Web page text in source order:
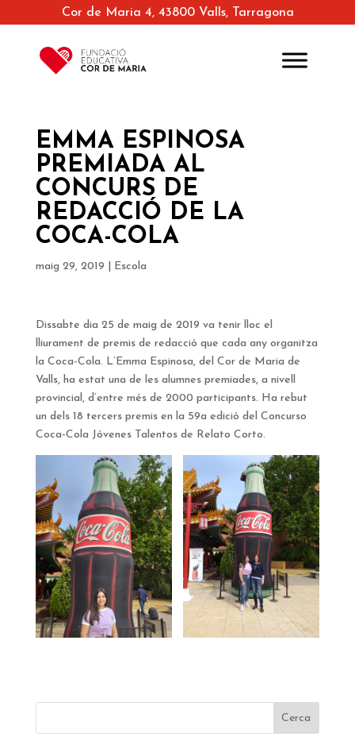
Cor de Maria 4, 43800 Valls, Tarragona
EMMA ESPINOSA
PREMIADA AL
CONCURS DE
REDACCIÓ DE LA
COCA-COLA
maig 29, 2019 Escola
Dissabte dia 25 de maig de 2019 va tenir lloc el
lliurament de premis de redacció que cada any organitza
la Coca-Cola. L’Emma Espinosa, del Cor de Maria de
Valls, ha estat una de les alumnes premiades, a nivell
provincial, d’entre més de 2000 participants. Ha rebut
un dels 18 tercers premis en la 59a edició del Concurso
Coca-Cola Jóvenes Talentos de Relato Corto.